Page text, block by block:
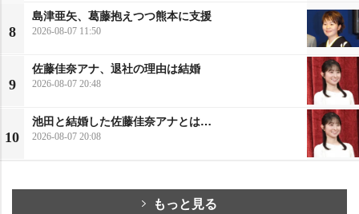
8
島津亜矢、葛藤抱えつつ熊本に支援
2026-08-07 11:50
9
佐藤佳奈アナ、退社の理由は結婚
2026-08-07 20:48
10
池田と結婚した佐藤佳奈アナとは…
2026-08-07 20:08
もっと見る